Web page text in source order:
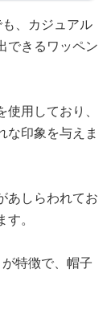
、カジュアル
できるワッペン
用しており、
な印象を与えま
あしらわれてお
。
特徴で、帽子